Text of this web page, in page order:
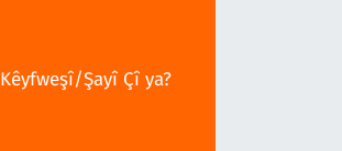
Kêyfweşî/Şayî Çî ya?